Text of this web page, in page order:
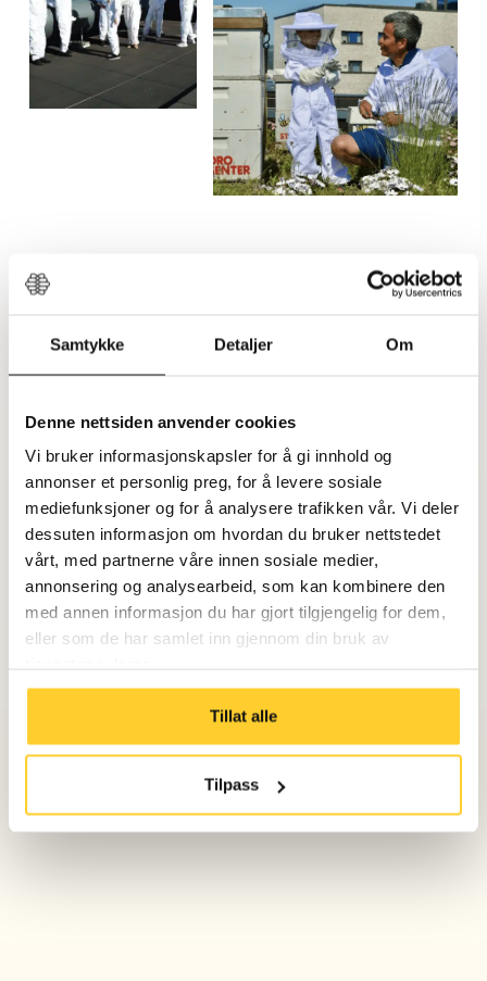
Samtykke Detaljer Om
Denne nettsiden anvender cookies
Vi bruker informasjonskapsler for å gi innhold og
annonser et personlig preg, for å levere sosiale
mediefunksjoner og for å analysere trafikken vår. Vi deler
dessuten informasjon om hvordan du bruker nettstedet
vårt, med partnerne våre innen sosiale medier,
annonsering og analysearbeid, som kan kombinere den
med annen informasjon du har gjort tilgjengelig for dem,
eller som de har samlet inn gjennom din bruk av
Tillat alle
Tilpass